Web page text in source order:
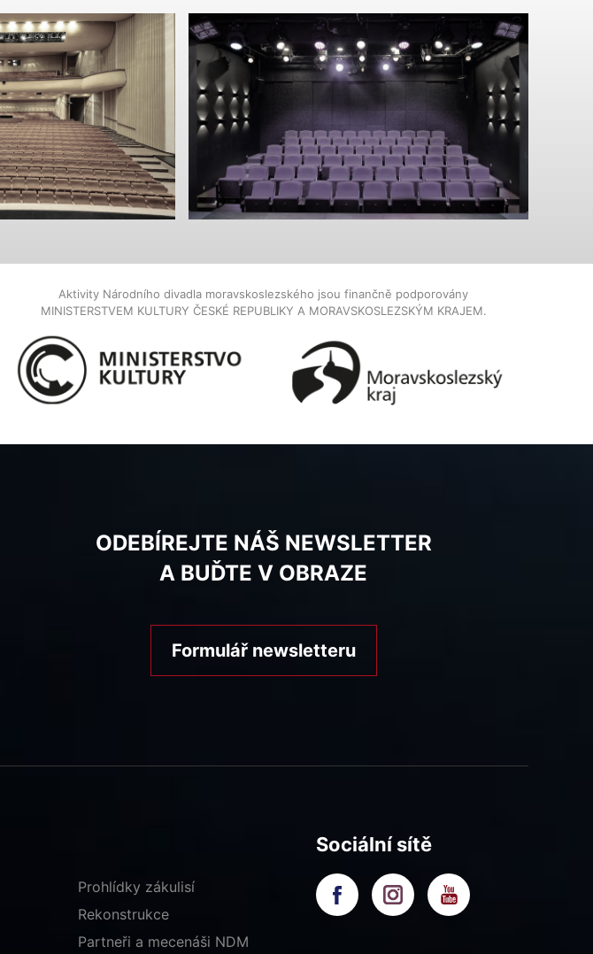
Aktivity Národního divadla moravskoslezského jsou finančně podporovány
MINISTERSTVEM KULTURY ČESKÉ REPUBLIKY A MORAVSKOSLEZSKÝM KRAJEM.
ODEBÍREJTE NÁŠ NEWSLETTER
A BUĎTE V OBRAZE
Formulář newsletteru
Prohlídky zákulisí
Rekonstrukce
Partneři a mecenáši NDM
Sociální sítě